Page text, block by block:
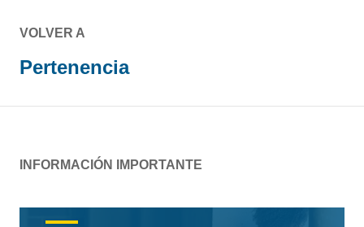
VOLVER A
Pertenencia
INFORMACIÓN IMPORTANTE